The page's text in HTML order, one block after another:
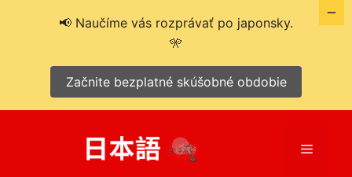
Menu
📢 Naučíme vás rozprávať po japonsky.
🎌
Začnite bezplatné skúšobné obdobie